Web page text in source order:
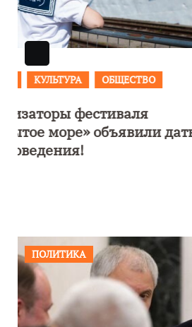
АФИША
В Калининграде
фестиваль искусств
каникулы на Балтике»
ПОЛИТИКА